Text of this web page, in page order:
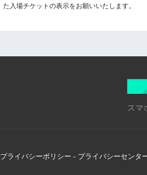
た入場チケットの表示をお願いいたします。
スマ
プライバシーポリシー - プライバシーセンタ